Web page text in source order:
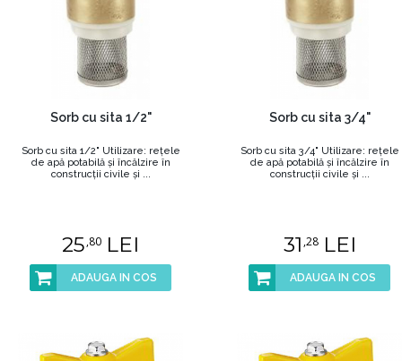
Sorb cu sita 1/2"
Sorb cu sita 1/2" Utilizare: reţele
de apă potabilă şi încălzire în
construcţii civile şi ...
25,80LEI
ADAUGA IN COS
Sorb cu sita 3/4"
Sorb cu sita 3/4" Utilizare: reţele
de apă potabilă şi încălzire în
construcţii civile şi ...
31 ,28LEI
ADAUGA IN COS